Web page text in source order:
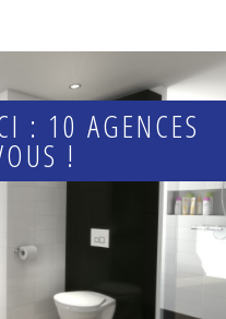
: 10 AGENCES
!